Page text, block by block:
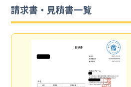
請求書・見積書一覧